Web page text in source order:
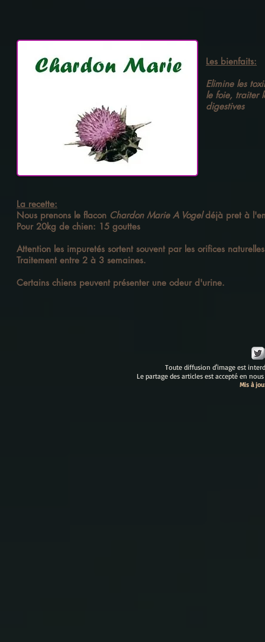
Les bienfaits:
Elimine les
le foie, traiter
digestives
La recette:
Nous prenons le flacon Chardon Marie A Vogeldéjà pret à
Pour 20kg de chien: 15 gouttes
Attention les impuretés sortent souvent par les orifices
Traitement entre 2 à 3 semaines.
Certains chiens peuvent présenter une odeur d'urine.
Toute diffusion d'image est
Le partage des articles est accepté en
Mis à